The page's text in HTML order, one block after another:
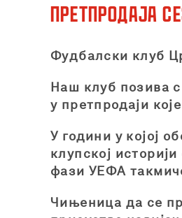
Претпродаја
Фудбалски клуб
Наш клуб позива
у претпродаји
У години у којој
клупској
фази УЕФА
Чињеница да се